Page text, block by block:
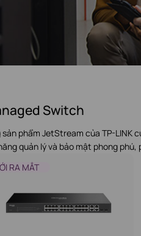
Switch
sản phẩm JetStream của TP-LINK
quản lý và bảo mật phong
RA MẮT